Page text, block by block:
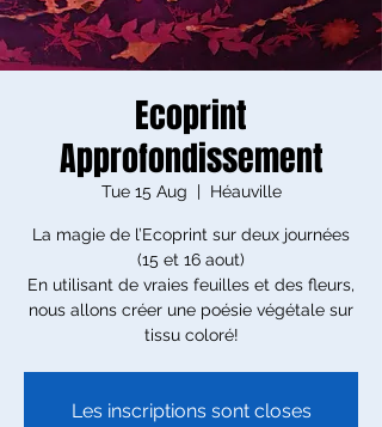
Ecoprint
Approfondissement
Tue 15 Aug
  |
Héauville
La magie de l’Ecoprint sur deux journées
(15 et 16 aout)
En utilisant de vraies feuilles et des fleurs,
nous allons créer une poésie végétale sur
tissu coloré!
Les inscriptions sont closes